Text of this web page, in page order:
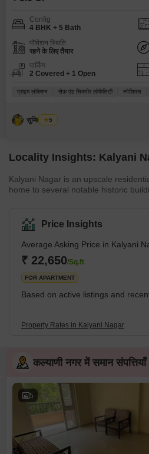
Config
4 BHK + 5 Bath
पॉसेशन स्थिति
रहने के लिए तैयार
पार्किंग
2 Covered + 1 Open
प्राइम लोकेशन सेफ़ एंड सिक्योर लोकैलिटी स्पेशियस
सुमित कांबले
5
Locality Insights: Kalyani
Kalyani Nagar is an upscale
home to several notable historic
for frequent travellers with its
railway station. The neighbourhood
Kalyani, a famous Pune industrialist.
Price Insights
Average Asking Price in Kalyani
₹ 22,650/Sq.ft
FOR APARTMENT
Based on active listings and
Property Rates in Kalyani Nagar
कल्याणी नगर में समान
5